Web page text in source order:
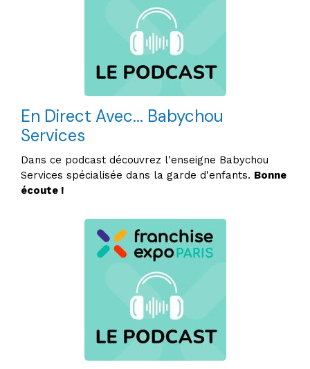
En Direct Avec... Babychou
Services
Dans ce podcast découvrez l'enseigne Babychou
Services spécialisée dans la garde d'enfants. Bonne
écoute !